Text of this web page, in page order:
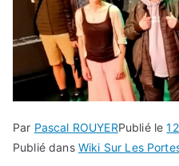
Par Pascal ROUYERPublié le
Publié dans Wiki Sur Les